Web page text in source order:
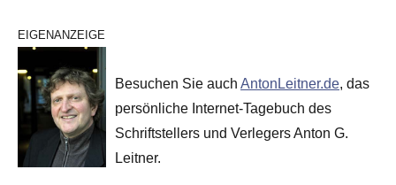
EIGENANZEIGE
Besuchen Sie auch AntonLeitner.de, das
persönliche Internet-Tagebuch des
Schriftstellers und Verlegers Anton G.
Leitner.